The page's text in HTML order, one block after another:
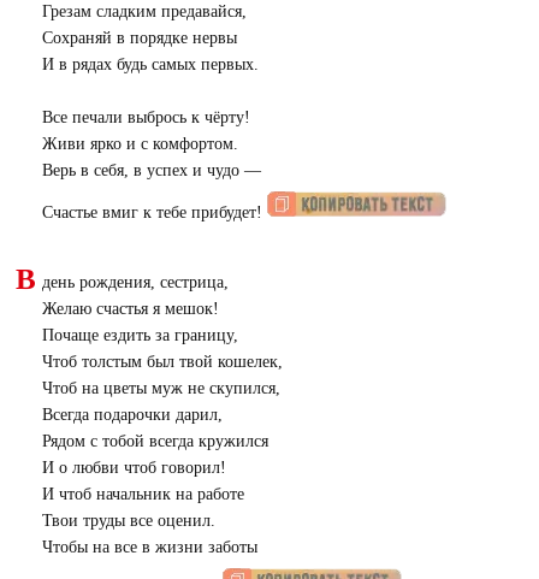
Грезам сладким предавайся,
Сохраняй в порядке нервы
И в рядах будь самых первых.
Все печали выбрось к чёрту!
Живи ярко и с комфортом.
Верь в себя, в успех и чудо —
Счастье вмиг к тебе прибудет!
В день рождения, сестрица,
Желаю счастья я мешок!
Почаще ездить за границу,
Чтоб толстым был твой кошелек,
Чтоб на цветы муж не скупился,
Всегда подарочки дарил,
Рядом с тобой всегда кружился
И о любви чтоб говорил!
И чтоб начальник на работе
Твои труды все оценил.
Чтобы на все в жизни заботы